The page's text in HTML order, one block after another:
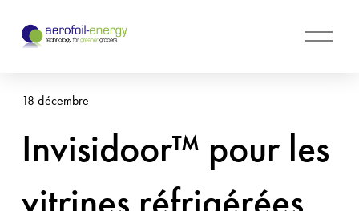
O
l
e
Invisidoor™ pour les
18 décembre